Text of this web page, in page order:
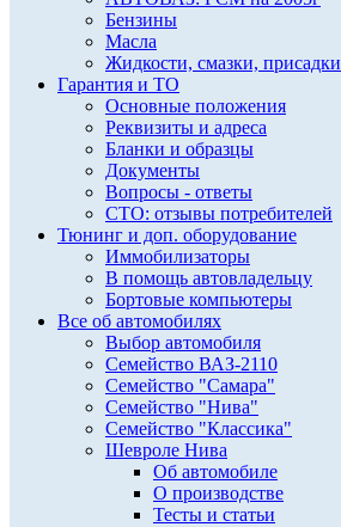
Бензины
Масла
Жидкости, смазки, присадки
Гарантия и ТО
Основные положения
Реквизиты и адреса
Бланки и образцы
Документы
Вопросы - ответы
СТО: отзывы потребителей
Тюнинг и доп. оборудование
Иммобилизаторы
В помощь автовладельцу
Бортовые компьютеры
Все об автомобилях
Выбор автомобиля
Семейство ВАЗ-2110
Семейство "Самара"
Семейство "Нива"
Семейство "Классика"
Шевроле Нива
Об автомобиле
О производстве
Тесты и статьи